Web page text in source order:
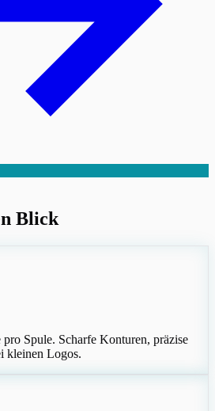
Blick
Spule. Scharfe Konturen, präzise
kleinen Logos.